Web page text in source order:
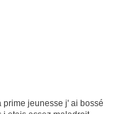
prime jeunesse j' ai bossé